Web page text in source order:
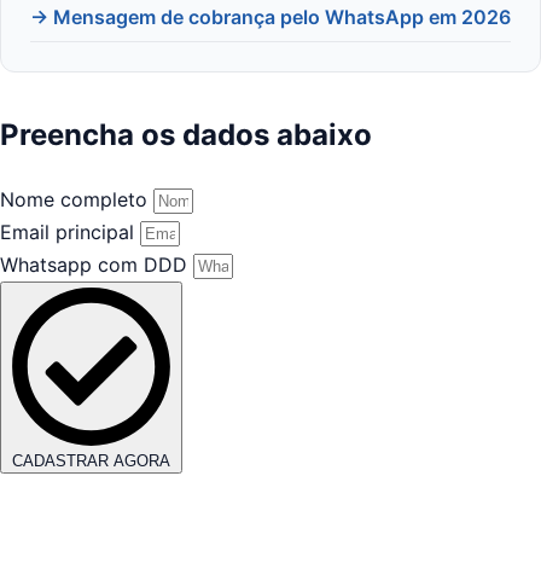
→ Mensagem de cobrança pelo WhatsApp em 2026
Preencha os dados abaixo
Nome completo
Email principal
Whatsapp com DDD
CADASTRAR AGORA